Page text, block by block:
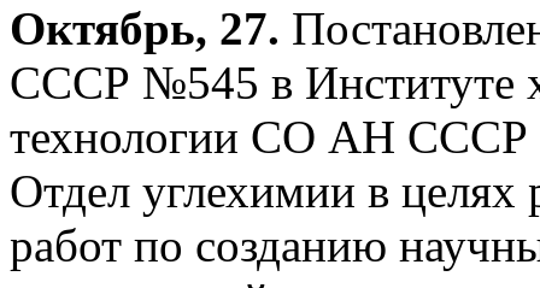
Октябрь, 27.
СССР №545 в Институте
технологии СО АН СССР
Отдел углехимии в целях
работ по созданию